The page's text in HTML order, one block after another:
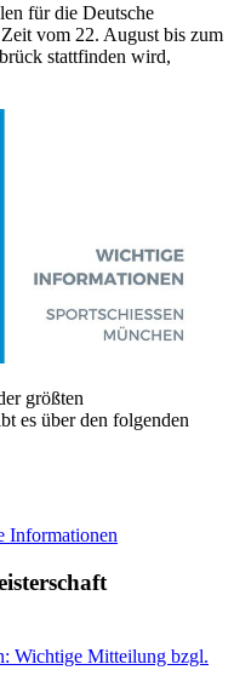
für die Deutsche
vom 22. August bis zum
stattfinden wird,
größten
es über den folgenden
Informationen
Wichtige Mitteilung bzgl.